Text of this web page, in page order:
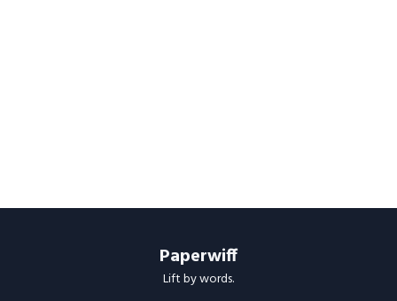
Paperwiff
Lift by words.